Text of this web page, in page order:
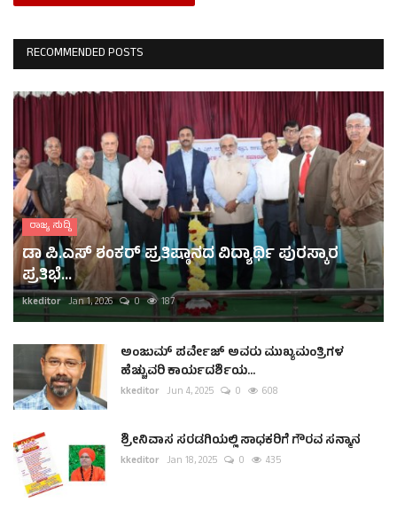
RECOMMENDED POSTS
ರಾಜ್ಯ ಸುದ್ದಿ
ಡಾ ಪಿ.ಎಸ್ ಶಂಕರ್ ಪ್ರತಿಷ್ಠಾನದ ವಿದ್ಯಾರ್ಥಿ ಪುರಸ್ಕಾರ
ಪ್ರತಿಭೆ...
kkeditor Jan 1, 2026 0 187
ಅಂಜುಮ್ ಪರ್ವೇಜ್ ಅವರು ಮುಖ್ಯಮಂತ್ರಿಗಳ
ಹೆಚ್ಚುವರಿ ಕಾರ್ಯದರ್ಶಿಯ...
kkeditor Jun 4, 2025 0 608
ಶ್ರೀನಿವಾಸ ಸರಡಗಿಯಲ್ಲಿ ಸಾಧಕರಿಗೆ ಗೌರವ ಸನ್ಮಾನ
kkeditor Jan 18, 2025 0 435